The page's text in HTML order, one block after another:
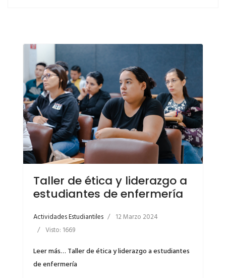
Taller de ética y liderazgo a
estudiantes de enfermería
Actividades Estudiantiles
12 Marzo 2024
Visto: 1669
Leer más… Taller de ética y liderazgo a estudiantes
de enfermería